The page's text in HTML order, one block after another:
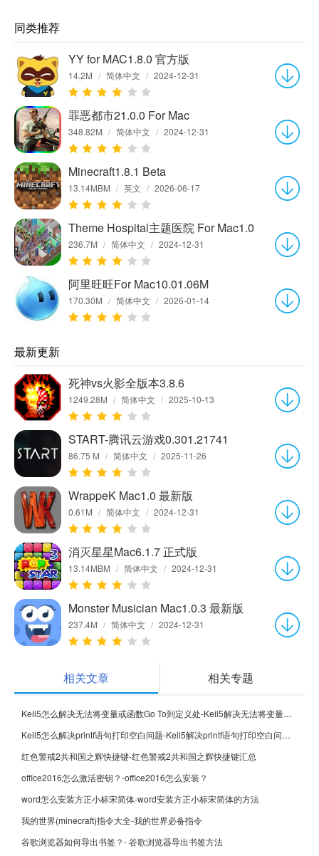
同类推荐
YY for MAC1.8.0 官方版
14.2M / 简体中文 / 2024-12-31
罪恶都市21.0.0 For Mac
348.82M / 简体中文 / 2024-12-31
Minecraft1.8.1 Beta
13.14MBM / 英文 / 2026-06-17
Theme Hospital主题医院 For Mac1.0
236.7M / 简体中文 / 2024-12-31
阿里旺旺For Mac10.01.06M
170.30M / 简体中文 / 2026-01-14
最新更新
死神vs火影全版本3.8.6
1249.28M / 简体中文 / 2025-10-13
START-腾讯云游戏0.301.21741
86.75 M / 简体中文 / 2025-11-26
WrappeK Mac1.0 最新版
0.61M / 简体中文 / 2024-12-31
消灭星星Mac6.1.7 正式版
13.14MBM / 简体中文 / 2024-12-31
Monster Musician Mac1.0.3 最新版
237.4M / 简体中文 / 2024-12-31
相关文章 相关专题
Keil5怎么解决无法将变量或函数Go To到定义处-Keil5解决无法将变量或函数Go To到定义处的方法
Keil5怎么解决printf语句打印空白问题-Keil5解决printf语句打印空白问题的方法
红色警戒2共和国之辉快捷键-红色警戒2共和国之辉快捷键汇总
office2016怎么激活密钥？-office2016怎么安装？
word怎么安装方正小标宋简体-word安装方正小标宋简体的方法
我的世界(minecraft)指令大全-我的世界必备指令
谷歌浏览器如何导出书签？- 谷歌浏览器导出书签方法